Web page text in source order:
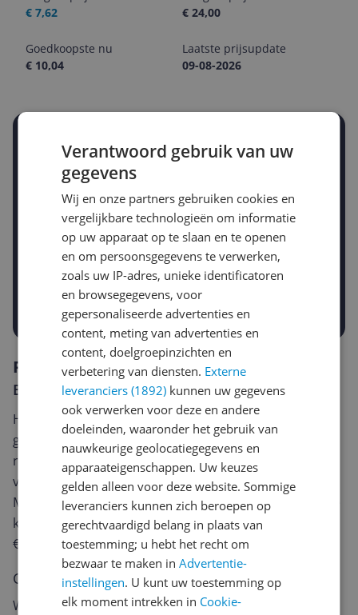
€ 7,62
€ 24,00
Goedkoopste nu
€ 10,04
Laatste prijsupdate
09-08-2026
Stel een alert in en mis geen prijsdaling
Krijg een seintje zodra de prijs zakt
Jouw e-mailadres
Gewenste daling of bedrag
-5% -10% -15%
Gewenste prijs
€
Prijsalert aanzetten
Reviews
Er zijn nog geen reviews geschreven
Heb jij dit product in bezit en wil je graag je mening
geven? Start dan hieronder met het schrijven van je
review. Afhankelijk van de details duurt het schrijven
van een review gemiddeld tussen de 3 en 10 minuten.
Met jouw mening help je andere bezoekers een betere
keuze te maken én maak je iedere maand kans op
€250,-!
Klik hier voor de actievoorwaarden.
Cijfer
Welk cijfer geef jij dit product?
Verantwoord gebruik van uw
gegevens
Wij en onze partners gebruiken cookies en
vergelijkbare technologieën om informatie
op uw apparaat op te slaan en te openen
en om persoonsgegevens te verwerken,
zoals uw IP-adres, unieke identificatoren
en browsegegevens, voor
gepersonaliseerde advertenties en
content, meting van advertenties en
content, doelgroepinzichten en
verbetering van diensten. Externe
leveranciers (1892) kunnen uw gegevens
ook verwerken voor deze en andere
doeleinden, waaronder het gebruik van
nauwkeurige geolocatiegegevens en
apparaateigenschappen. Uw keuzes
gelden alleen voor deze website. Sommige
leveranciers kunnen zich beroepen op
gerechtvaardigd belang in plaats van
toestemming; u hebt het recht om
bezwaar te maken inAdvertentie-
instellingen. U kunt uw toestemming op
elk moment intrekken in Cookie-